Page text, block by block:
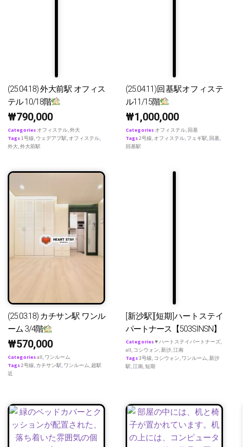
(25.04.18) 外大前駅 オフィス
テル 10/18階
₩790,000
Categories オフィステル,外大
Tags1号線, ウェデアプ駅, オフィステル,
外大,外大前駅
(25.04.11)回基駅オフィステ
ル11/15階
₩1,000,000
Categories オフィステル, 回基
Tags2号線, オフィステル, フェギ駅, 回基,
回基駅
(25.03.18) カチサン駅 ワンル
ーム 3/4階
₩570,000
Categoriesall, ワンルーム
Tags2号線, カチサン駅, ワンルーム, 超駅
近
[新沙駅][短期]ハートステイ
パートナース【503SINSN】
Categories♥ ハートステイパートナーズ,
all, コシウォン,新沙,江南
Tags3号線, コシウォン, ワンルーム,新沙
駅,江南,短期